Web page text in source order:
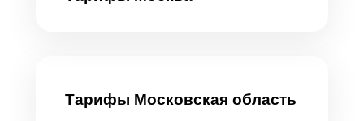
Тарифы Московская область